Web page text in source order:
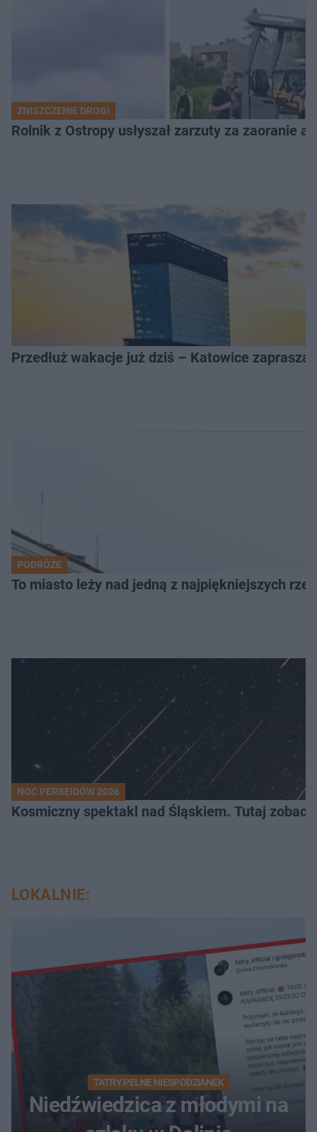
ZNISZCZENIE DROGI
Rolnik z Ostropy usłyszał zarzuty za zaoranie
Przedłuż wakacje już dziś – Katowice
PODRÓŻE
To miasto leży nad jedną z najpiękniejszych
NOC PERSEIDÓW 2026
Kosmiczny spektakl nad Śląskiem. Tutaj
LOKALNIE:
TATRY PEŁNE NIESPODZIANEK
Niedźwiedzica z młodymi na